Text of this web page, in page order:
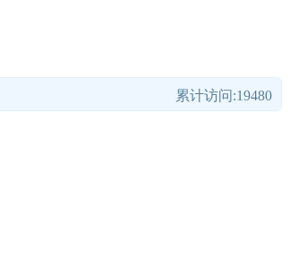
累计访问:19480